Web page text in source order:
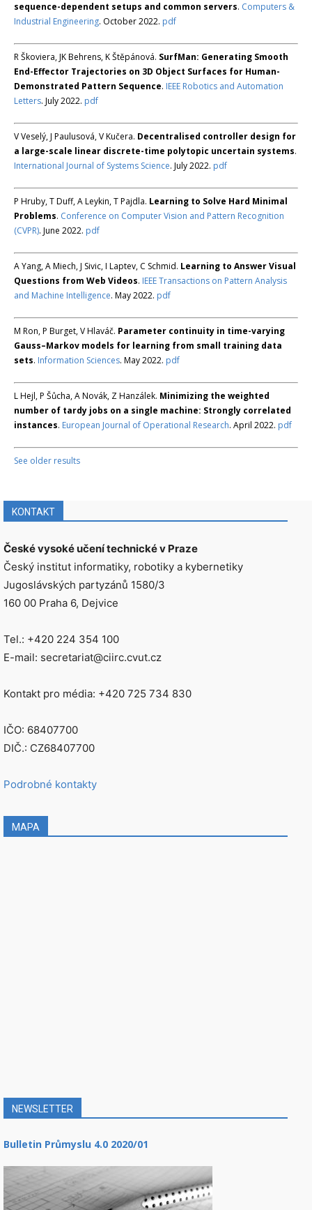
sequence-dependent setups and common servers. Computers &
Industrial Engineering. October 2022. pdf
R Škoviera, JK Behrens, K Štěpánová. SurfMan: Generating Smooth
End-Effector Trajectories on 3D Object Surfaces for Human-
Demonstrated Pattern Sequence. IEEE Robotics and Automation
Letters. July 2022. pdf
V Veselý, J Paulusová, V Kučera. Decentralised controller design for
a large-scale linear discrete-time polytopic uncertain systems.
International Journal of Systems Science. July 2022. pdf
P Hruby, T Duff, A Leykin, T Pajdla. Learning to Solve Hard Minimal
Problems. Conference on Computer Vision and Pattern Recognition
(CVPR). June 2022. pdf
A Yang, A Miech, J Sivic, I Laptev, C Schmid. Learning to Answer Visual
Questions from Web Videos. IEEE Transactions on Pattern Analysis
and Machine Intelligence. May 2022. pdf
M Ron, P Burget, V Hlaváč. Parameter continuity in time-varying
Gauss–Markov models for learning from small training data
sets. Information Sciences. May 2022. pdf
L Hejl, P Šůcha, A Novák, Z Hanzálek. Minimizing the weighted
number of tardy jobs on a single machine: Strongly correlated
instances. European Journal of Operational Research. April 2022. pdf
See older results
KONTAKT
České vysoké učení technické v Praze
Český institut informatiky, robotiky a kybernetiky
Jugoslávských partyzánů 1580/3
160 00 Praha 6, Dejvice
Tel.: +420 224 354 100
E-mail: secretariat@ciirc.cvut.cz
Kontakt pro média: +420 725 734 830
IČO: 68407700
DIČ.: CZ68407700
Podrobné kontakty
MAPA
NEWSLETTER
Bulletin Průmyslu 4.0 2020/01